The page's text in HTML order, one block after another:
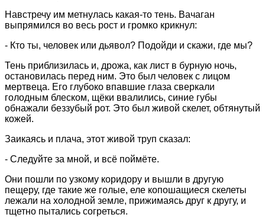
Навстречу им метнулась какая-то тень. Вачаган
выпрямился во весь рост и громко крикнул:
- Кто ты, человек или дьявол? Подойди и скажи, где мы?
Тень приблизилась и, дрожа, как лист в бурную ночь,
остановилась перед ним. Это был человек с лицом
мертвеца. Его глубоко впавшие глаза сверкали
голодным блеском, щёки ввалились, синие губы
обнажали беззубый рот. Это был живой скелет, обтянутый
кожей.
Заикаясь и плача, этот живой труп сказал:
- Следуйте за мной, и всё поймёте.
Они пошли по узкому коридору и вышли в другую
пещеру, где такие же голые, еле копошащиеся скелеты
лежали на холодной земле, прижимаясь друг к другу, и
тщетно пытались согреться.